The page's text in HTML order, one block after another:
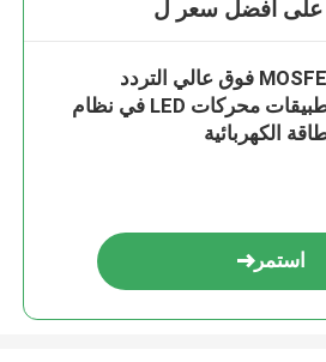
على افضل سعر ل
MOSFET فوق عالي التردد
لتطبيقات محركات LED في نظام
الكهربائية
استمر